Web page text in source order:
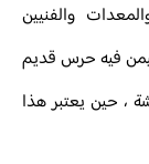
والفنيين
فيه حرس قديم
، حين يعتبر هذا